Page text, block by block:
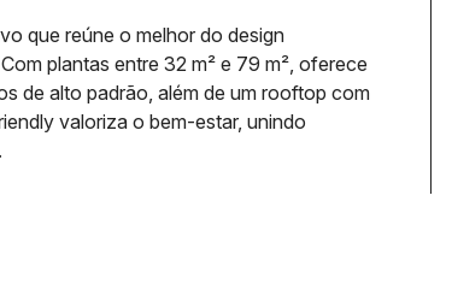
que reúne o melhor do design
plantas entre 32 m² e 79 m², oferece
de alto padrão, além de um rooftop com
valoriza o bem-estar, unindo